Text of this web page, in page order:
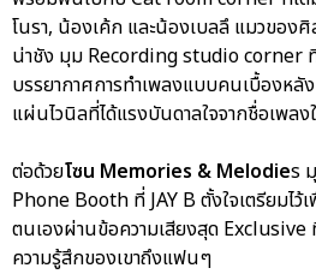
โนรา, น้องเค้ก และน้องเบลลึ แมวขอ
น่าชัง มุม Recording studio corner
บรรยากาศการทำเพลงแบบคนเบื้องห
แผ่นไวนิลที่ได้แรงบันดาลใจจากชื่อเพล
ต่อด้วยโซน Memories & Melodies
Phone Booth ที่ JAY B ตั้งใจเตรียมไ
ตนเองผ่านข้อความเสียงสุด
ความรู้สึกของเขาถึงแฟนๆ